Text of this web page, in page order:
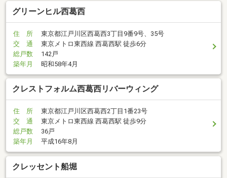
グリーンヒル西葛西
住 所
東京都江戸川区西葛西3丁目9番9号、35号
交 通
東京メトロ東西線 西葛西駅 徒歩6分
総戸数
142戸
築年月
昭和58年4月
クレストフォルム西葛西リバーウィング
住 所
東京都江戸川区西葛西2丁目1番23号
交 通
東京メトロ東西線 西葛西駅 徒歩9分
総戸数
36戸
築年月
平成16年8月
クレッセント船堀